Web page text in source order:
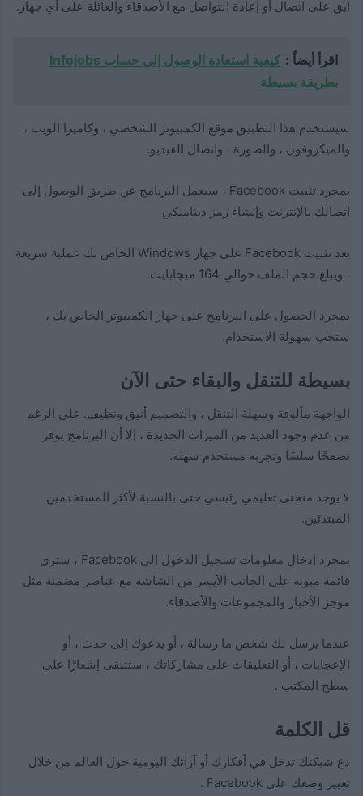
ابق على اتصال أو إعادة التواصل مع الأصدقاء والعائلة على أي جهاز.
اقرأ أيضاً :
كيفية استعادة الوصول إلى حساب Infojobs
بطريقة بسيطة
سيستخدم هذا التطبيق موقع الكمبيوتر الشخصي ، وكاميرا الويب ،
والميكروفون ، والصورة ، واتصال الفيديو.
بمجرد تثبيت Facebook ، سيعمل البرنامج عن طريق الوصول إلى
اتصالك بالإنترنت وإنشاء رمز ديناميكي
يعد تثبيت Facebook على جهاز Windows الخاص بك عملية سريعة
، ويبلغ حجم الملف حوالي 164 ميجابايت.
بمجرد الحصول على البرنامج على جهاز الكمبيوتر الخاص بك ،
ستحب سهولة الاستخدام.
بسيطة للتنقل والبقاء حتى الآن
الواجهة مألوفة وسهلة التنقل ، والتصميم أنيق ونظيف. على الرغم
من عدم وجود العديد من الميزات الجديدة ، إلا أن البرنامج يوفر
تصفحًا سلسًا وتجربة مستخدم سهلة.
لا يوجد منحنى تعليمي رئيسي حتى بالنسبة لأكثر المستخدمين
المبتدئين.
بمجرد إدخال معلومات تسجيل الدخول إلى Facebook ، سترى
قائمة مبوبة على الجانب الأيسر من الشاشة مع عناصر مضمنة مثل
موجز الأخبار والمجموعات والأصدقاء.
عندما يرسل لك شخص ما رسالة ، أو يدعوك إلى حدث ، أو
الإعجابات ، أو التعليقات على مشاركاتك ، ستتلقى إشعارًا على
سطح المكتب .
قل الكلمة
دع شبكتك تدخل في أفكارك أو آرائك اليومية حول العالم من خلال
تغيير وضعك على Facebook .